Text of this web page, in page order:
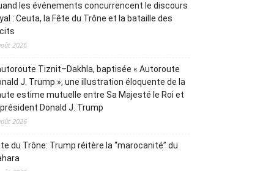
les événements concurrencent le discours
: Ceuta, la Fête du Trône et la bataille des
2026
Tiznit–Dakhla, baptisée « Autoroute
J. Trump », une illustration éloquente de la
estime mutuelle entre Sa Majesté le Roi et
président Donald J. Trump
2026
du Trône: Trump réitère la “marocanité” du